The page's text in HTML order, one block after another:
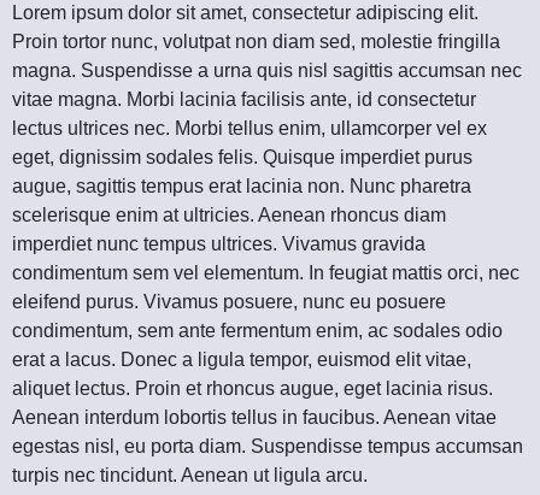
Lorem ipsum dolor sit amet, consectetur adipiscing elit.
Proin tortor nunc, volutpat non diam sed, molestie fringilla
magna. Suspendisse a urna quis nisl sagittis accumsan nec
vitae magna. Morbi lacinia facilisis ante, id consectetur
lectus ultrices nec. Morbi tellus enim, ullamcorper vel ex
eget, dignissim sodales felis. Quisque imperdiet purus
augue, sagittis tempus erat lacinia non. Nunc pharetra
scelerisque enim at ultricies. Aenean rhoncus diam
imperdiet nunc tempus ultrices. Vivamus gravida
condimentum sem vel elementum. In feugiat mattis orci, nec
eleifend purus. Vivamus posuere, nunc eu posuere
condimentum, sem ante fermentum enim, ac sodales odio
erat a lacus. Donec a ligula tempor, euismod elit vitae,
aliquet lectus. Proin et rhoncus augue, eget lacinia risus.
Aenean interdum lobortis tellus in faucibus. Aenean vitae
egestas nisl, eu porta diam. Suspendisse tempus accumsan
turpis nec tincidunt. Aenean ut ligula arcu.